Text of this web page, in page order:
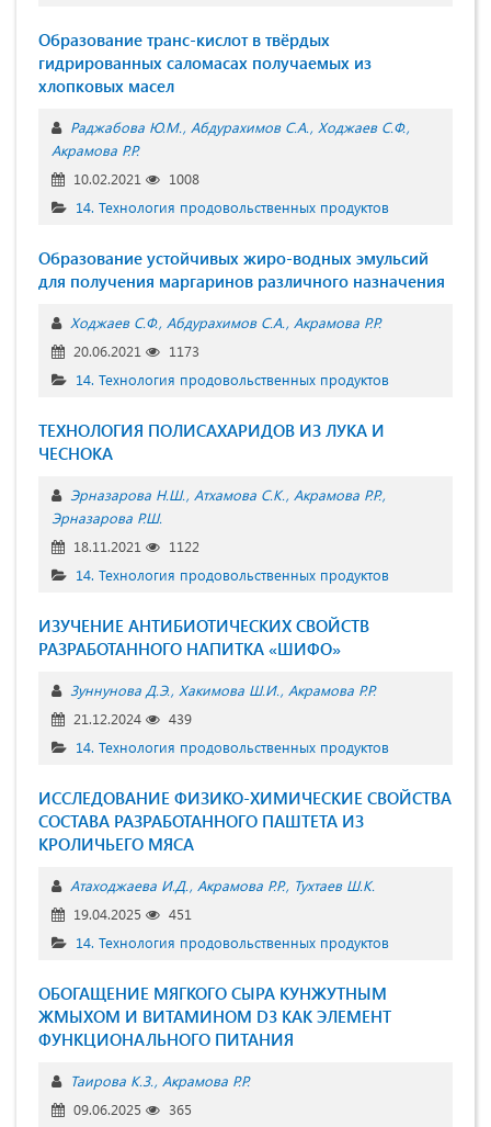
Образование транс-кислот в твёрдых
гидрированных саломасах получаемых из
хлопковых масел
Раджабова Ю.М. Абдурахимов С.А. Ходжаев С.Ф.
Акрамова Р.Р.
10.02.2021
1008
14. Технология продовольственных продуктов
Образование устойчивых жиро-водных эмульсий
для получения маргаринов различного назначения
Ходжаев С.Ф. Абдурахимов С.А. Акрамова Р.Р.
20.06.2021
1173
14. Технология продовольственных продуктов
ТЕХНОЛОГИЯ ПОЛИСАХАРИДОВ ИЗ ЛУКА И
ЧЕСНОКА
Эрназарова Н.Ш. Атхамова С.К. Акрамова Р.Р.
Эрназарова Р.Ш.
18.11.2021
1122
14. Технология продовольственных продуктов
ИЗУЧЕНИЕ АНТИБИОТИЧЕСКИХ СВОЙСТВ
РАЗРАБОТАННОГО НАПИТКА «ШИФО»
Зуннунова Д.Э. Хакимова Ш.И. Акрамова Р.Р.
21.12.2024
439
14. Технология продовольственных продуктов
ИССЛЕДОВАНИЕ ФИЗИКО-ХИМИЧЕСКИЕ СВОЙСТВА
СОСТАВА РАЗРАБОТАННОГО ПАШТЕТА ИЗ
КРОЛИЧЬЕГО МЯСА
Атаходжаева И.Д. Акрамова Р.Р. Тухтаев Ш.К.
19.04.2025
451
14. Технология продовольственных продуктов
ОБОГАЩЕНИЕ МЯГКОГО СЫРА КУНЖУТНЫМ
ЖМЫХОМ И ВИТАМИНОМ D3 КАК ЭЛЕМЕНТ
ФУНКЦИОНАЛЬНОГО ПИТАНИЯ
Таирова К.З. Акрамова Р.Р.
09.06.2025
365